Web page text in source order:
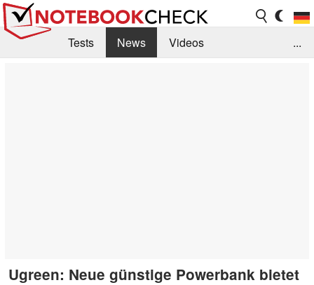
Tests News
Videos
...
Ugreen: Neue günstige Powerbank bietet